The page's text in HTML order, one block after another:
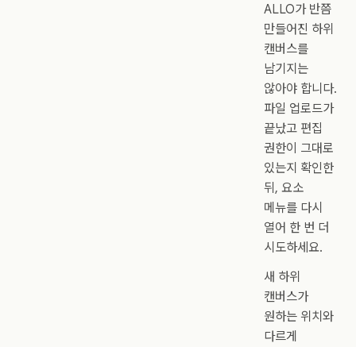
ALLO가 반쯤
만들어진 하위
캔버스를
남기지는
않아야 합니다.
파일 업로드가
끝났고 편집
권한이 그대로
있는지 확인한
뒤, 요소
메뉴를 다시
열어 한 번 더
시도하세요.
새 하위
캔버스가
원하는 위치와
다르게